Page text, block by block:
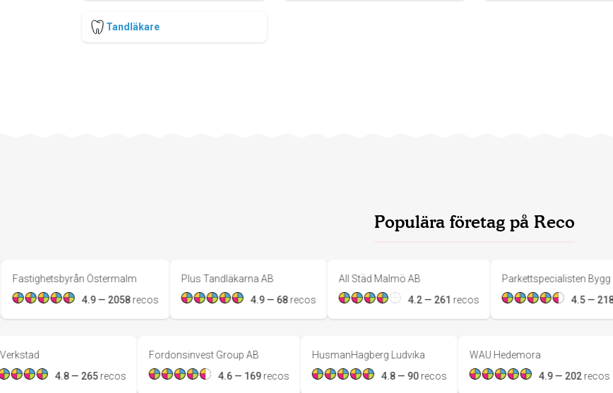
Tandläkare
Populära företag på Reco
Östermalm
4.9— 2058recos
Plus Tandläkarna AB
4.9— 68recos
All Städ Malmö AB
4.2— 261 recos
Parkettspecialisten Bygg & Måleri AB
4.5— 218 recos
PA Verkstad
4.8—265 s
Fordonsinvest Group AB
4.6—169 s
HusmanHagberg Ludvika
4.8—90 s
WAU Hedemora
4.9—202